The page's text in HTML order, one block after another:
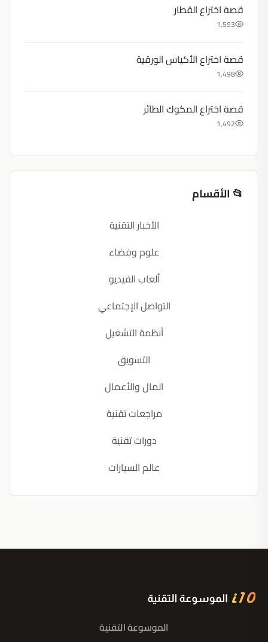
قصة اختراع القطار
1,593
قصة اختراع الأكياس الورقية
1,498
قصة اختراع المكوك الطائر
1,492
📂 الأقسام
الأخبار التقنية
علوم وفضاء
ألعاب الفيديو
التواصل الإجتماعي
أنظمة التشغيل
التسويق
المال والأعمال
مراجعات تقنية
دورات تقنية
عالم السيارات
الموسوعة التقنية